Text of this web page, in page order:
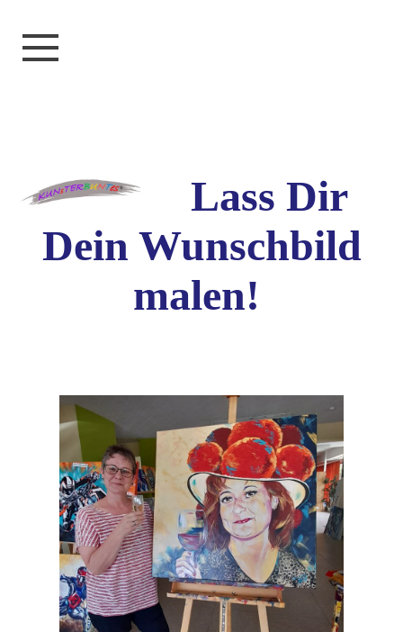
Lass Dir
Dein Wunschbild
malen!